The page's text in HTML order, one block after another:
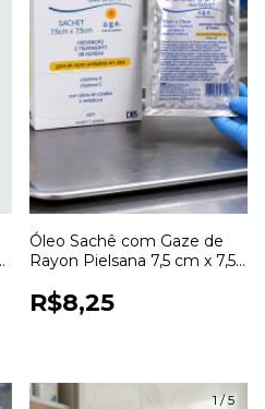
Óleo Sachê com Gaze de
Rayon Pielsana 7,5 cm x 7,5
R$8,25
1/5